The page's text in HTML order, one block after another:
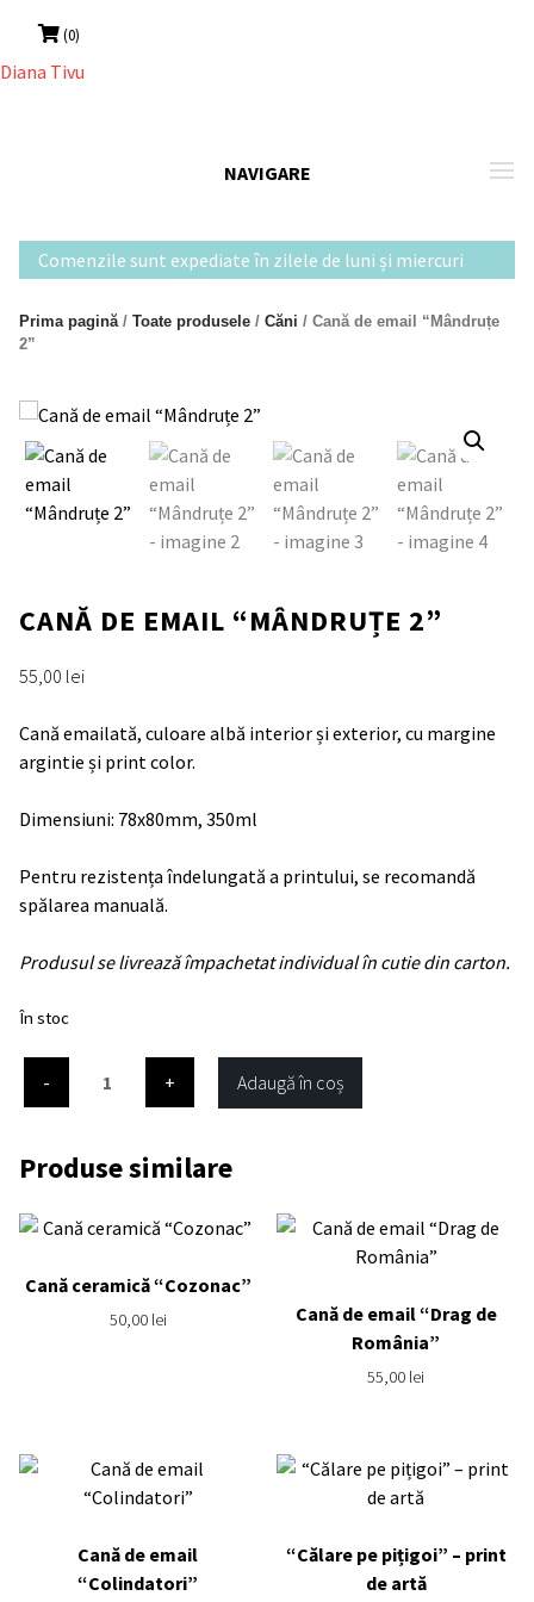
content
(0)
NAVIGARE
Comenzile sunt expediate în zilele de luni și miercuri
Prima pagină / Toate produsele / Căni / Cană de email “Mândruțe
2”
CANĂ DE EMAIL “MÂNDRUȚE 2”
55,00 lei
Cană emailată, culoare albă interior și exterior, cu margine
argintie și print color.
Dimensiuni: 78x80mm, 350ml
Pentru rezistența îndelungată a printului, se recomandă
spălarea manuală.
Produsul se livrează împachetat individual în cutie din carton.
În stoc
email
“Mândruțe
Adaugă în coș
Produse similare
Cană ceramică “Cozonac”
50,00 lei
Cană de email “Drag de
România”
55,00 lei
Cană de email
“Colindatori”
“Călare pe pițigoi” – print
de artă